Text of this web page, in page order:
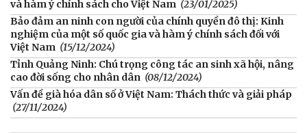
và hàm ý chính sách cho Việt Nam (23/01/2025)
Bảo đảm an ninh con người của chính quyền đô thị: Kinh
nghiệm của một số quốc gia và hàm ý chính sách đối với
Việt Nam (15/12/2024)
Tỉnh Quảng Ninh: Chú trọng công tác an sinh xã hội, nâng
cao đời sống cho nhân dân (08/12/2024)
Vấn đề già hóa dân số ở Việt Nam: Thách thức và giải pháp
(27/11/2024)